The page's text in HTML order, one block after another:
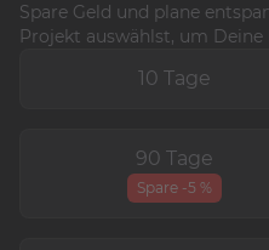
Spare Geld und plane
Projekt auswählst, um
10 Tage
90 Tage
Spare -5 %